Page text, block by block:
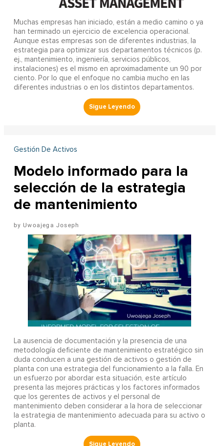
Muchas empresas han iniciado, están a medio camino o ya
han terminado un ejercicio de excelencia operacional.
Aunque estas empresas son de diferentes industrias, la
estrategia para optimizar sus departamentos técnicos (p.
ej., mantenimiento, ingeniería, servicios públicos,
instalaciones) es el mismo en aproximadamente un 90 por
ciento. Por lo que el enfoque no cambia mucho en las
diferentes industrias o en los distintos departamentos.
Gestión De Activos
Modelo informado para la
selección de la estrategia
de mantenimiento
Uwoajega Joseph
La ausencia de documentación y la presencia de una
metodología deficiente de mantenimiento estratégico sin
duda conducen a una gestión de activos o gestión de
planta con una estrategia del funcionamiento a la falla. En
un esfuerzo por abordar esta situación, este artículo
presenta las mejores prácticas y los factores informados
que los gerentes de activos y el personal de
mantenimiento deben considerar a la hora de seleccionar
la estrategia de mantenimiento adecuada para su activo o
planta.